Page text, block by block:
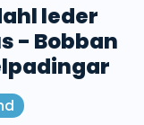
leder
- Bobban